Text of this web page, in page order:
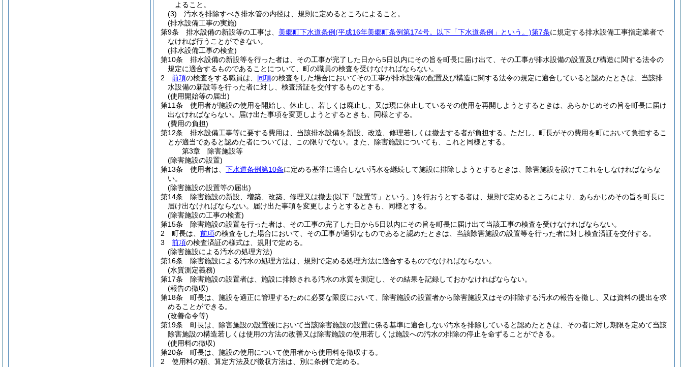
よること。
(3)
汚水を排除すべき排水管の内径は、規則に定めるところによること。
(排水設備工事の実施)
第9条
排水設備の新設等の工事は、 美郷町下水道条例(平成16年美郷町条例第174号。以下「下水道条例」という。)第7条に規定する排水設備工事指定業者で
なければ行うことができない。
(排水設備工事の検査)
第10条
排水設備の新設等を行った者は、その工事が完了した日から5日以内にその旨を町長に届け出て、その工事が排水設備の設置及び構造に関する法令の
規定に適合するものであることについて、町の職員の検査を受けなければならない。
2
前項の検査をする職員は、 同項の検査をした場合においてその工事が排水設備の配置及び構造に関する法令の規定に適合していると認めたときは、当該排
水設備の新設等を行った者に対し、検査済証を交付するものとする。
(使用開始等の届出)
第11条
使用者が施設の使用を開始し、休止し、若しくは廃止し、又は現に休止しているその使用を再開しようとするときは、あらかじめその旨を町長に届け
出なければならない。
届け出た事項を変更しようとするときも、同様とする。
(費用の負担)
第12条
排水設備工事等に要する費用は、当該排水設備を新設、改造、修理若しくは撤去する者が負担する。 ただし、町長がその費用を町において負担するこ
とが適当であると認めた者については、この限りでない。
また、除害施設についても、これと同様とする。
第3章
除害施設等
(除害施設の設置)
第13条
使用者は、 下水道条例第10条に定める基準に適合しない汚水を継続して施設に排除しようとするときは、除害施設を設けてこれをしなければならな
い。
(除害施設の設置等の届出)
第14条
除害施設の新設、増築、改築、修理又は撤去(以下「設置等」という。)を行おうとする者は、規則で定めるところにより、あらかじめその旨を町長に
届け出なければならない。
届け出た事項を変更しようとするときも、同様とする。
(除害施設の工事の検査)
第15条
除害施設の設置を行った者は、その工事の完了した日から5日以内にその旨を町長に届け出て当該工事の検査を受けなければならない。
2
町長は、 前項の検査をした場合において、その工事が適切なものであると認めたときは、当該除害施設の設置等を行った者に対し検査済証を交付する。
3
前項の検査済証の様式は、規則で定める。
(除害施設による汚水の処理方法)
第16条
除害施設による汚水の処理方法は、規則で定める処理方法に適合するものでなければならない。
(水質測定義務)
第17条
除害施設の設置者は、施設に排除される汚水の水質を測定し、その結果を記録しておかなければならない。
(報告の徴収)
第18条
町長は、施設を適正に管理するために必要な限度において、除害施設の設置者から除害施設又はその排除する汚水の報告を徴し、又は資料の提出を求
めることができる。
(改善命令等)
第19条
町長は、除害施設の設置後において当該除害施設の設置に係る基準に適合しない汚水を排除していると認めたときは、その者に対し期限を定めて当該
除害施設の構造若しくは使用の方法の改善又は除害施設の使用若しくは施設への汚水の排除の停止を命ずることができる。
(使用料の徴収)
第20条
町長は、施設の使用について使用者から使用料を徴収する。
2
使用料の額、算定方法及び徴収方法は、別に条例で定める。